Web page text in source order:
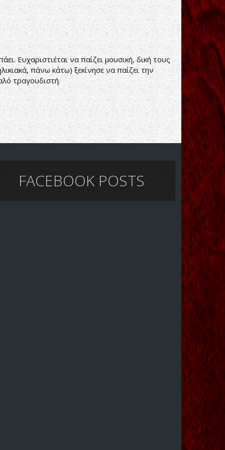
να παίζει μουσική, δική τους
πάνω κάτω) ξεκίνησε να παίζει την
τραγουδιστή.
FACEBOOK POSTS